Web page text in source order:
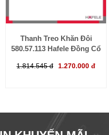
Thanh Treo Khăn Đôi
580.57.113 Hafele Đồng Cổ
1.814.545 đ 1.270.000 đ